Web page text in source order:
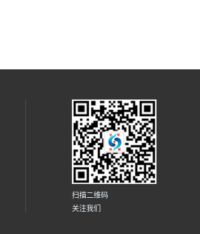
扫描二维码
关注我们